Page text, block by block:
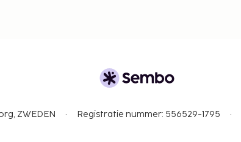
ZWEDEN Registratie nummer: 556529-1795